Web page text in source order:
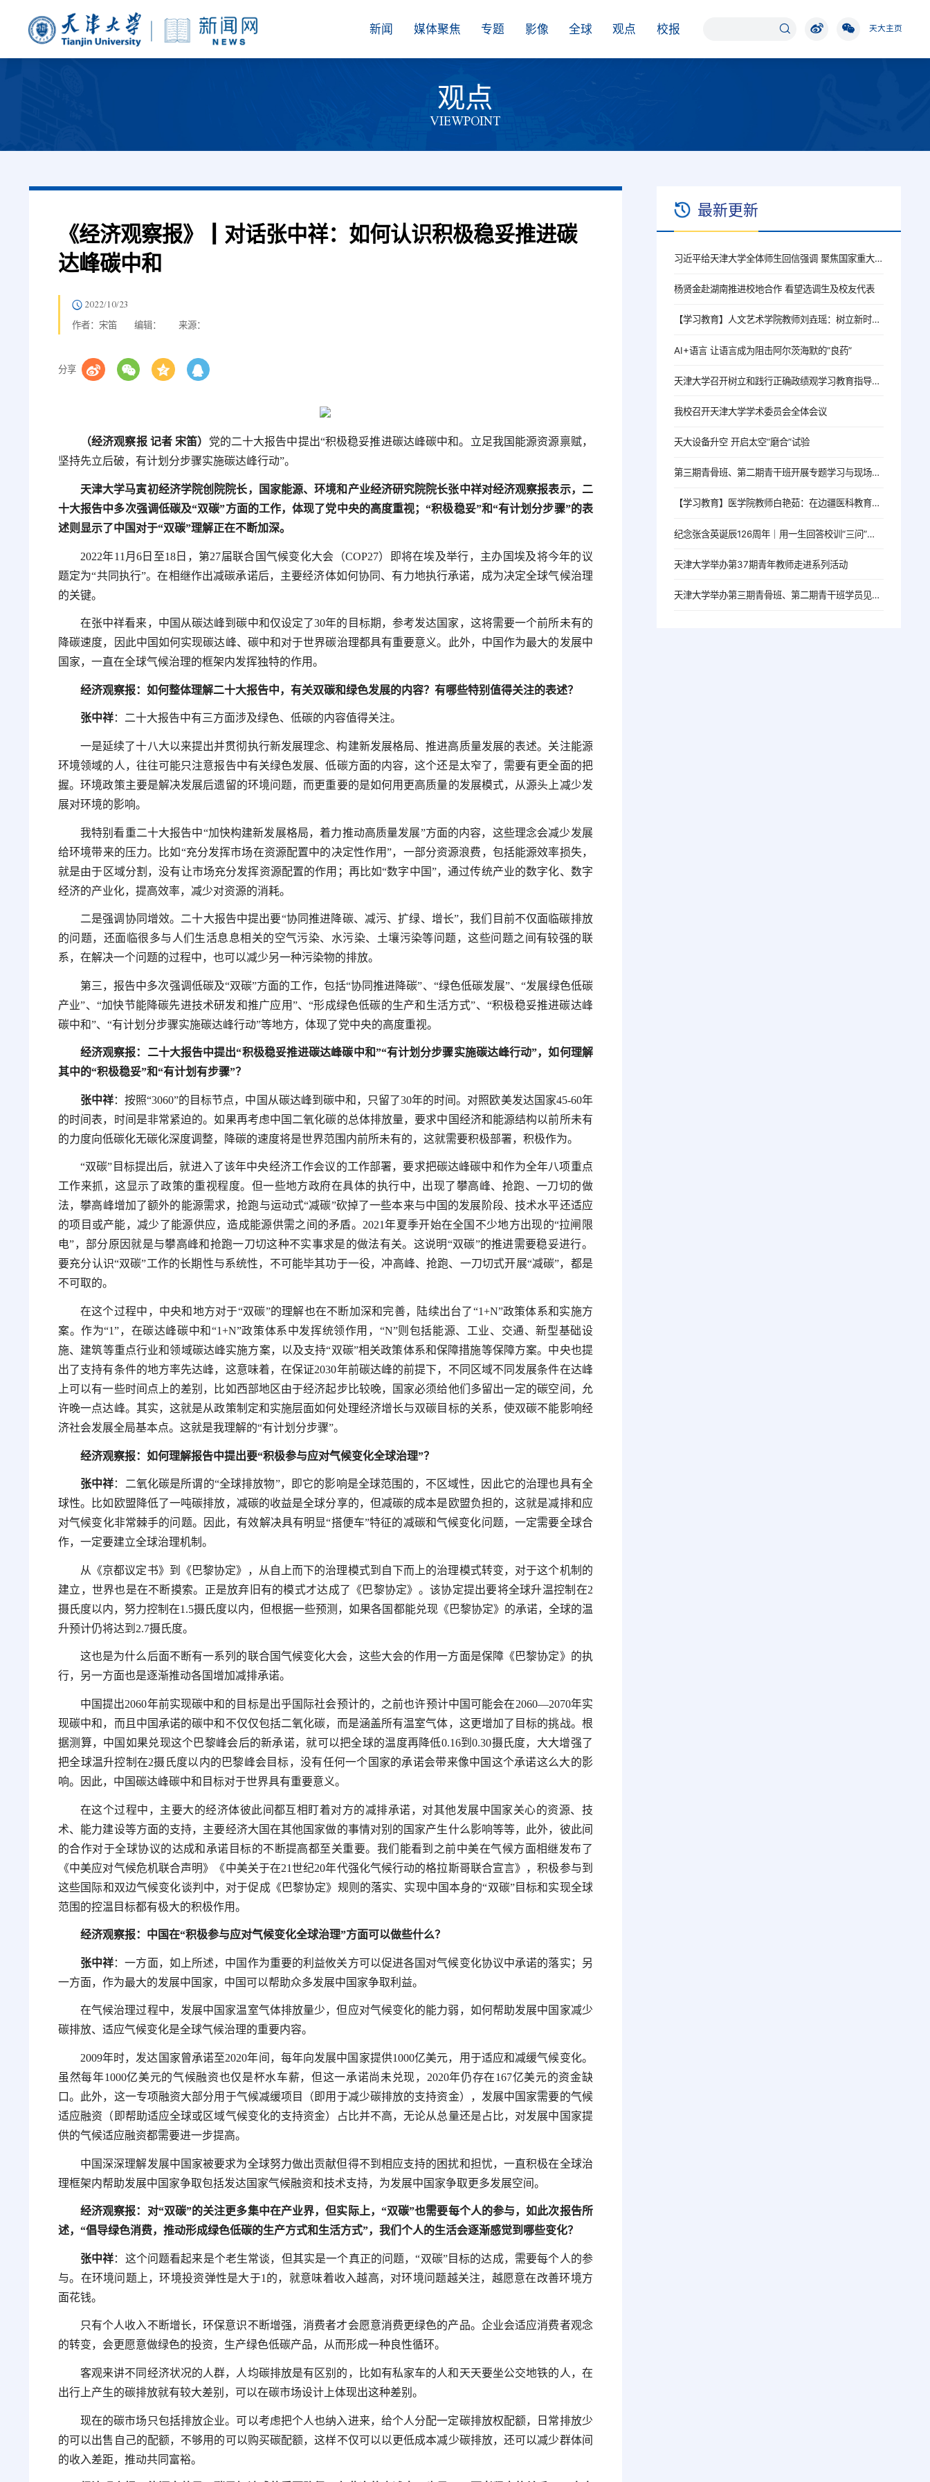
新闻 媒体聚焦 专题 影像 全球 观点 校报 天大主页
观点
VIEWPOINT
《经济观察报》┃对话张中祥：如何认识积极稳妥推进碳
达峰碳中和
2022/10/23
作者：宋笛 编辑： 来源：
分享
（经济观察报 记者 宋笛） 党的二十大报告中提出“积极稳妥推进碳达峰碳中和。立足我国能源资源禀赋，
坚持先立后破，有计划分步骤实施碳达峰行动”。
天津大学马寅初经济学院创院院长，国家能源、环境和产业经济研究院院长张中祥对经济观察报表示，二
十大报告中多次强调低碳及“双碳”方面的工作，体现了党中央的高度重视；“积极稳妥”和“有计划分步骤”的表
述则显示了中国对于“双碳”理解正在不断加深。
2022年11月6日至18日，第27届联合国气候变化大会（COP27）即将在埃及举行，主办国埃及将今年的议
题定为“共同执行”。在相继作出减碳承诺后，主要经济体如何协同、有力地执行承诺，成为决定全球气候治理
的关键。
在张中祥看来，中国从碳达峰到碳中和仅设定了30年的目标期，参考发达国家，这将需要一个前所未有的
降碳速度，因此中国如何实现碳达峰、碳中和对于世界碳治理都具有重要意义。此外，中国作为最大的发展中
国家，一直在全球气候治理的框架内发挥独特的作用。
经济观察报：如何整体理解二十大报告中，有关双碳和绿色发展的内容？有哪些特别值得关注的表述？
张中祥：二十大报告中有三方面涉及绿色、低碳的内容值得关注。
一是延续了十八大以来提出并贯彻执行新发展理念、构建新发展格局、推进高质量发展的表述。关注能源
环境领域的人，往往可能只注意报告中有关绿色发展、低碳方面的内容，这个还是太窄了，需要有更全面的把
握。环境政策主要是解决发展后遗留的环境问题，而更重要的是如何用更高质量的发展模式，从源头上减少发
展对环境的影响。
我特别看重二十大报告中“加快构建新发展格局，着力推动高质量发展”方面的内容，这些理念会减少发展
给环境带来的压力。比如“充分发挥市场在资源配置中的决定性作用”，一部分资源浪费，包括能源效率损失，
就是由于区域分割，没有让市场充分发挥资源配置的作用；再比如“数字中国”，通过传统产业的数字化、数字
经济的产业化，提高效率，减少对资源的消耗。
二是强调协同增效。二十大报告中提出要“协同推进降碳、减污、扩绿、增长”，我们目前不仅面临碳排放
的问题，还面临很多与人们生活息息相关的空气污染、水污染、土壤污染等问题，这些问题之间有较强的联
系，在解决一个问题的过程中，也可以减少另一种污染物的排放。
第三，报告中多次强调低碳及“双碳”方面的工作，包括“协同推进降碳”、“绿色低碳发展”、“发展绿色低碳
产业”、“加快节能降碳先进技术研发和推广应用”、“形成绿色低碳的生产和生活方式”、“积极稳妥推进碳达峰
碳中和”、“有计划分步骤实施碳达峰行动”等地方，体现了党中央的高度重视。
经济观察报：二十大报告中提出“积极稳妥推进碳达峰碳中和”“有计划分步骤实施碳达峰行动”，如何理解
其中的“积极稳妥”和“有计划有步骤”？
张中祥：按照“3060”的目标节点，中国从碳达峰到碳中和，只留了30年的时间。对照欧美发达国家45-60年
的时间表，时间是非常紧迫的。如果再考虑中国二氧化碳的总体排放量，要求中国经济和能源结构以前所未有
的力度向低碳化无碳化深度调整，降碳的速度将是世界范围内前所未有的，这就需要积极部署，积极作为。
“双碳”目标提出后，就进入了该年中央经济工作会议的工作部署，要求把碳达峰碳中和作为全年八项重点
工作来抓，这显示了政策的重视程度。但一些地方政府在具体的执行中，出现了攀高峰、抢跑、一刀切的做
法，攀高峰增加了额外的能源需求，抢跑与运动式“减碳”砍掉了一些本来与中国的发展阶段、技术水平还适应
的项目或产能，减少了能源供应，造成能源供需之间的矛盾。2021年夏季开始在全国不少地方出现的“拉闸限
电”，部分原因就是与攀高峰和抢跑一刀切这种不实事求是的做法有关。这说明“双碳”的推进需要稳妥进行。
要充分认识“双碳”工作的长期性与系统性，不可能毕其功于一役，冲高峰、抢跑、一刀切式开展“减碳”，都是
不可取的。
在这个过程中，中央和地方对于“双碳”的理解也在不断加深和完善，陆续出台了“1+N”政策体系和实施方
案。作为“1”，在碳达峰碳中和“1+N”政策体系中发挥统领作用，“N”则包括能源、工业、交通、新型基础设
施、建筑等重点行业和领域碳达峰实施方案，以及支持“双碳”相关政策体系和保障措施等保障方案。中央也提
出了支持有条件的地方率先达峰，这意味着，在保证2030年前碳达峰的前提下，不同区域不同发展条件在达峰
上可以有一些时间点上的差别，比如西部地区由于经济起步比较晚，国家必须给他们多留出一定的碳空间，允
许晚一点达峰。其实，这就是从政策制定和实施层面如何处理经济增长与双碳目标的关系，使双碳不能影响经
济社会发展全局基本点。这就是我理解的“有计划分步骤”。
经济观察报：如何理解报告中提出要“积极参与应对气候变化全球治理”？
张中祥：二氧化碳是所谓的“全球排放物”，即它的影响是全球范围的，不区域性，因此它的治理也具有全
球性。比如欧盟降低了一吨碳排放，减碳的收益是全球分享的，但减碳的成本是欧盟负担的，这就是减排和应
对气候变化非常棘手的问题。因此，有效解决具有明显“搭便车”特征的减碳和气候变化问题，一定需要全球合
作，一定要建立全球治理机制。
从《京都议定书》到《巴黎协定》，从自上而下的治理模式到自下而上的治理模式转变，对于这个机制的
建立，世界也是在不断摸索。正是放弃旧有的模式才达成了《巴黎协定》。该协定提出要将全球升温控制在2
摄氏度以内，努力控制在1.5摄氏度以内，但根据一些预测，如果各国都能兑现《巴黎协定》的承诺，全球的温
升预计仍将达到2.7摄氏度。
这也是为什么后面不断有一系列的联合国气候变化大会，这些大会的作用一方面是保障《巴黎协定》的执
行，另一方面也是逐渐推动各国增加减排承诺。
中国提出2060年前实现碳中和的目标是出乎国际社会预计的，之前也许预计中国可能会在2060—2070年实
现碳中和，而且中国承诺的碳中和不仅仅包括二氧化碳，而是涵盖所有温室气体，这更增加了目标的挑战。根
据测算，中国如果兑现这个巴黎峰会后的新承诺，就可以把全球的温度再降低0.16到0.30摄氏度，大大增强了
把全球温升控制在2摄氏度以内的巴黎峰会目标，没有任何一个国家的承诺会带来像中国这个承诺这么大的影
响。因此，中国碳达峰碳中和目标对于世界具有重要意义。
在这个过程中，主要大的经济体彼此间都互相盯着对方的减排承诺，对其他发展中国家关心的资源、技
术、能力建设等方面的支持，主要经济大国在其他国家做的事情对别的国家产生什么影响等等，此外，彼此间
的合作对于全球协议的达成和承诺目标的不断提高都至关重要。我们能看到之前中美在气候方面相继发布了
《中美应对气候危机联合声明》《中美关于在21世纪20年代强化气候行动的格拉斯哥联合宣言》，积极参与到
这些国际和双边气候变化谈判中，对于促成《巴黎协定》规则的落实、实现中国本身的“双碳”目标和实现全球
范围的控温目标都有极大的积极作用。
经济观察报：中国在“积极参与应对气候变化全球治理”方面可以做些什么？
张中祥：一方面，如上所述，中国作为重要的利益攸关方可以促进各国对气候变化协议中承诺的落实；另
一方面，作为最大的发展中国家，中国可以帮助众多发展中国家争取利益。
在气候治理过程中，发展中国家温室气体排放量少，但应对气候变化的能力弱，如何帮助发展中国家减少
碳排放、适应气候变化是全球气候治理的重要内容。
2009年时，发达国家曾承诺至2020年间，每年向发展中国家提供1000亿美元，用于适应和减缓气候变化。
虽然每年1000亿美元的气候融资也仅是杯水车薪，但这一承诺尚未兑现，2020年仍存在167亿美元的资金缺
口。此外，这一专项融资大部分用于气候减缓项目（即用于减少碳排放的支持资金），发展中国家需要的气候
适应融资（即帮助适应全球或区域气候变化的支持资金）占比并不高，无论从总量还是占比，对发展中国家提
供的气候适应融资都需要进一步提高。
中国深深理解发展中国家被要求为全球努力做出贡献但得不到相应支持的困扰和担忧，一直积极在全球治
理框架内帮助发展中国家争取包括发达国家气候融资和技术支持，为发展中国家争取更多发展空间。
经济观察报：对“双碳”的关注更多集中在产业界，但实际上，“双碳”也需要每个人的参与，如此次报告所
述，“倡导绿色消费，推动形成绿色低碳的生产方式和生活方式”，我们个人的生活会逐渐感觉到哪些变化？
张中祥：这个问题看起来是个老生常谈，但其实是一个真正的问题，“双碳”目标的达成，需要每个人的参
与。在环境问题上，环境投资弹性是大于1的，就意味着收入越高，对环境问题越关注，越愿意在改善环境方
面花钱。
只有个人收入不断增长，环保意识不断增强，消费者才会愿意消费更绿色的产品。企业会适应消费者观念
的转变，会更愿意做绿色的投资，生产绿色低碳产品，从而形成一种良性循环。
客观来讲不同经济状况的人群，人均碳排放是有区别的，比如有私家车的人和天天要坐公交地铁的人，在
出行上产生的碳排放就有较大差别，可以在碳市场设计上体现出这种差别。
现在的碳市场只包括排放企业。可以考虑把个人也纳入进来，给个人分配一定碳排放权配额，日常排放少
的可以出售自己的配额，不够用的可以购买碳配额，这样不仅可以以更低成本减少碳排放，还可以减少群体间
的收入差距，推动共同富裕。
最新更新
习近平给天津大学全体师生回信强调 聚焦国家重大战略需求提高人才培养质量 更好服务经济社会发展
杨贤金赴湖南推进校地合作 看望选调生及校友代表
【学习教育】人文艺术学院教师刘垚瑶：树立新时代高校党员教师的正确政绩观
AI+语言 让语言成为阻击阿尔茨海默的“良药”
天津大学召开树立和践行正确政绩观学习教育指导督导工作推进会
我校召开天津大学学术委员会全体会议
天大设备升空 开启太空“磨合”试验
第三期青骨班、第二期青干班开展专题学习与现场教学活动
【学习教育】医学院教师白艳茹：在边疆医科教育一线践行育人初心
纪念张含英诞辰126周年｜用一生回答校训“三问”的北洋老校长
天津大学举办第37期青年教师走进系列活动
天津大学举办第三期青骨班、第二期青干班学员见面会